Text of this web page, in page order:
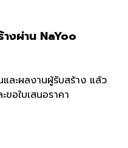
งผ่าน NaYoo
และผลงานผู้รับสร้าง แล้ว
อใบเสนอราคา